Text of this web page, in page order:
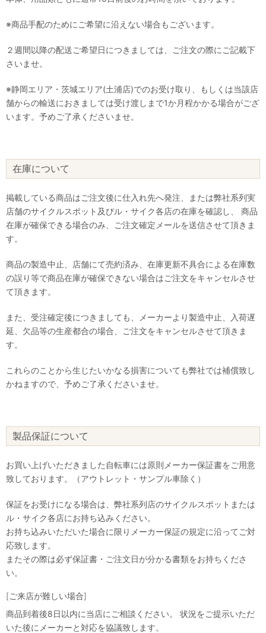
※商品手配のためにご希望に沿えない場合もございます。
２週間以降の配送ご希望日につきましては、ご注文の際にご記載下
さいませ。
※静岡エリア・茨城エリア(土浦店)でのお受け取り、もしくは当該店
舗からの輸送におきましては受け渡しまで1か月程かかる場合がござ
います。予めご了承くださいませ。
在庫について
掲載している商品はご注文後に仕入れ先へ発注、または弊社系列実
店舗のサイクルスポット及びル・サイク各店の在庫を確認し、 商品
在庫が確保できる場合のみ、ご注文確定メールを送信させて頂きま
す。
商品の製造中止、店舗にて売約済み、在庫更新不具合による在庫数
の誤り等で商品在庫が確保できない場合はご注文をキャンセルさせ
て頂きます。
また、受注確定後につきましても、メーカーより製造中止、入荷遅
延、欠品等の生産都合の場合、ご注文をキャンセルさせて頂きま
す。
これらのことから生じたいかなる損害についても弊社では補償致し
かねますので、予めご了承くださいませ。
製品保証について
お買い上げいただきました自転車には原則メーカー保証書をご用意
致しております。（アウトレット・サンプル車除く）
保証をお受けになる場合は、弊社系列店のサイクルスポットまたは
ル・サイク各店にお持ち込みください。
お持ち込みいただいた場合に限りメーカー保証の規定に沿ってご対
応致します。
またその際は必ず保証書・ご注文日が分かる書類をお持ちくださ
い。
[ご来店が難しい場合]
商品到着後8日以内に当店にご相談ください。 状況をご提示いただ
いた後にメーカーと対応を協議致します。